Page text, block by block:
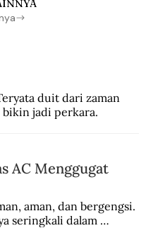
duit dari zaman
bikin jadi perkara.
AC Menggugat
aman, dan bergengsi.
seringkali dalam